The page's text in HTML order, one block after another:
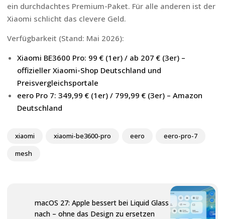
ein durchdachtes Premium-Paket. Für alle anderen ist der
Xiaomi schlicht das clevere Geld.
Verfügbarkeit (Stand: Mai 2026):
Xiaomi BE3600 Pro: 99 € (1er) / ab 207 € (3er) –
offizieller Xiaomi-Shop Deutschland und
Preisvergleichsportale
eero Pro 7: 349,99 € (1er) / 799,99 € (3er) – Amazon
Deutschland
xiaomi xiaomi-be3600-pro eero
eero-pro-7
mesh
macOS 27: Apple bessert bei Liquid Glass
nach – ohne das Design zu ersetzen